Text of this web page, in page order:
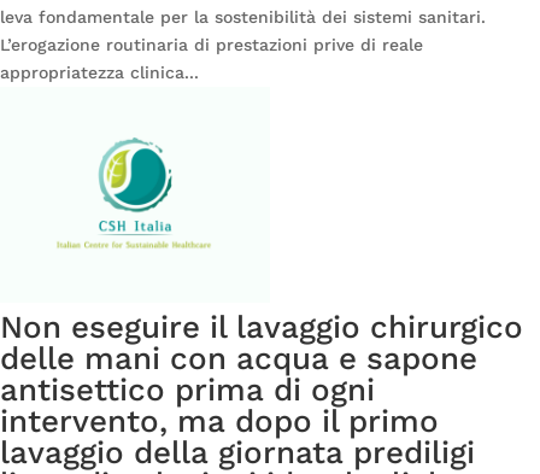
leva fondamentale per la sostenibilità dei sistemi sanitari.
L’erogazione routinaria di prestazioni prive di reale
appropriatezza clinica...
Non eseguire il lavaggio chirurgico
delle mani con acqua e sapone
antisettico prima di ogni
intervento, ma dopo il primo
lavaggio della giornata prediligi